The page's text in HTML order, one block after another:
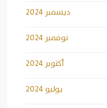
ديسمبر 2024
نوفمبر 2024
أكتوبر 2024
يوليو 2024